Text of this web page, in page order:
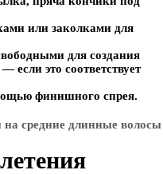
или заколками для
для создания
если это соответствует
финишного спрея.